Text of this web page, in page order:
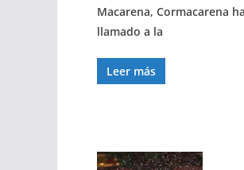
Macarena, Cormacarena
llamado a la
Leer más